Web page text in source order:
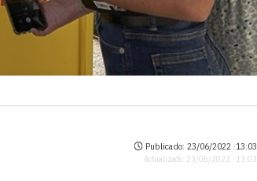
Publicado: 23/06/2022 ·13:03
Actualizado: 23/06/2022 · 13:03